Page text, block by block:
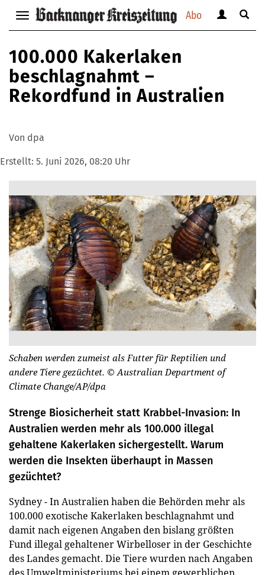
Abo
Navigation
anzeigen
verbergen
anzeigen
Suche
100.000 Kakerlaken
beschlagnahmt –
Rekordfund in Australien
Von dpa
Erstellt: 5. Juni 2026, 08:20 Uhr
Schaben werden zumeist als Futter für Reptilien und
andere Tiere gezüchtet. © Australian Department of
Climate Change/AP/dpa
Strenge Biosicherheit statt Krabbel-Invasion: In
Australien werden mehr als 100.000 illegal
gehaltene Kakerlaken sichergestellt. Warum
werden die Insekten überhaupt in Massen
gezüchtet?
Sydney - In Australien haben die Behörden mehr als
100.000 exotische Kakerlaken beschlagnahmt und
damit nach eigenen Angaben den bislang größten
Fund illegal gehaltener Wirbelloser in der Geschichte
des Landes gemacht. Die Tiere wurden nach Angaben